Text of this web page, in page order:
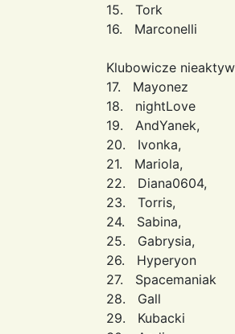
15. Tork
16. Marconelli
Klubowicze
17. Mayonez
18. nightLove
19. AndYanek,
20. Ivonka,
21. Mariola,
22. Diana0604,
23. Torris,
24. Sabina,
25. Gabrysia,
26. Hyperyon
27. Spacemaniak
28. Gall
29. Kubacki